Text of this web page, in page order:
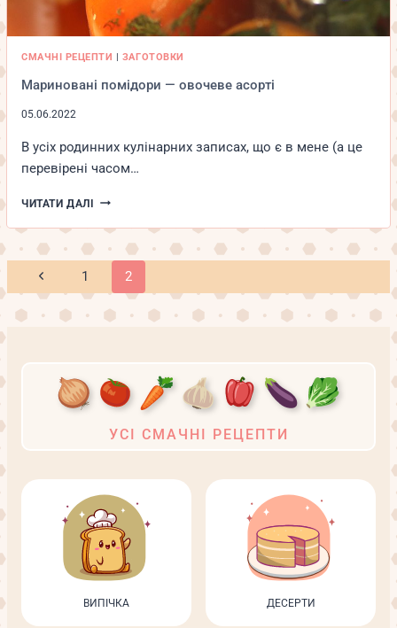
СМАЧНІ РЕЦЕПТИ | ЗАГОТОВКИ
Мариновані помідори — овочеве асорті
05.06.2022
В усіх родинних кулінарних записах, що є в мене (а це
перевірені часом…
ЧИТАТИ ДАЛІ МАРИНОВАНІ
—
ОВОЧЕВЕ
АСОРТІ
Навігація
за
сторінками
Попередня
1 2
УСІ СМАЧНІ РЕЦЕПТИ
ВИПІЧКА ДЕСЕРТИ